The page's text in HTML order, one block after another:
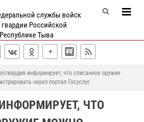
службы войск
Российской
Тыва
информирует, что списанное оружие
через портал Госуслуг
ЧТО